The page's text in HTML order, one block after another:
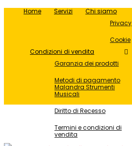
Home Servizi
Chi siamo
Privacy
Cookie
Condizioni di vendita
Garanzia dei prodotti
Metodi di pagamento
Malandra Strumenti
Musicali
Diritto di Recesso
Termini e condizioni di
vendita